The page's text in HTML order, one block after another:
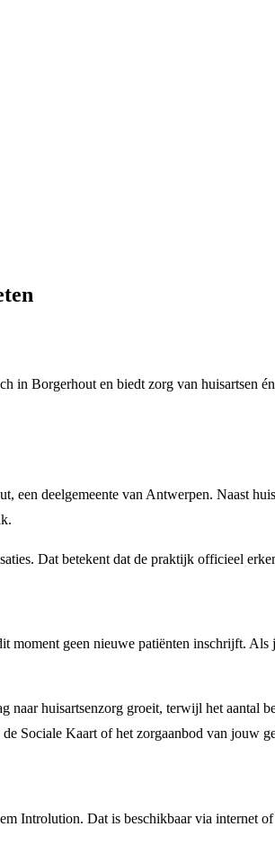
in Borgerhout en biedt zorg van huisartsen
deelgemeente van Antwerpen. Naast
Dat betekent dat de praktijk officieel
geen nieuwe patiënten inschrijft.
huisartsenzorg groeit, terwijl het aantal
Sociale Kaart of het zorgaanbod van jouw
Introlution. Dat is beschikbaar via internet